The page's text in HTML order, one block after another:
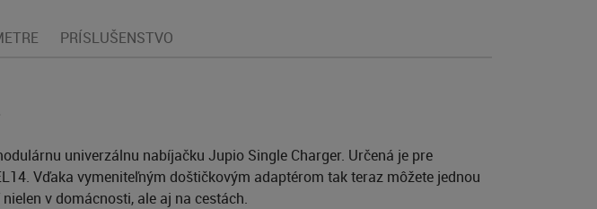
PRÍSLUŠENSTVO
univerzálnu nabíjačku Jupio Single Charger. Určená je pre
Vďaka vymeniteľným doštičkovým adaptérom tak teraz môžete jednou
v domácnosti, ale aj na cestách.